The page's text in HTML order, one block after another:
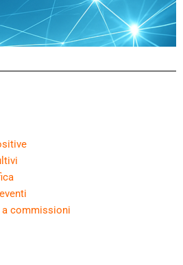
a commissioni